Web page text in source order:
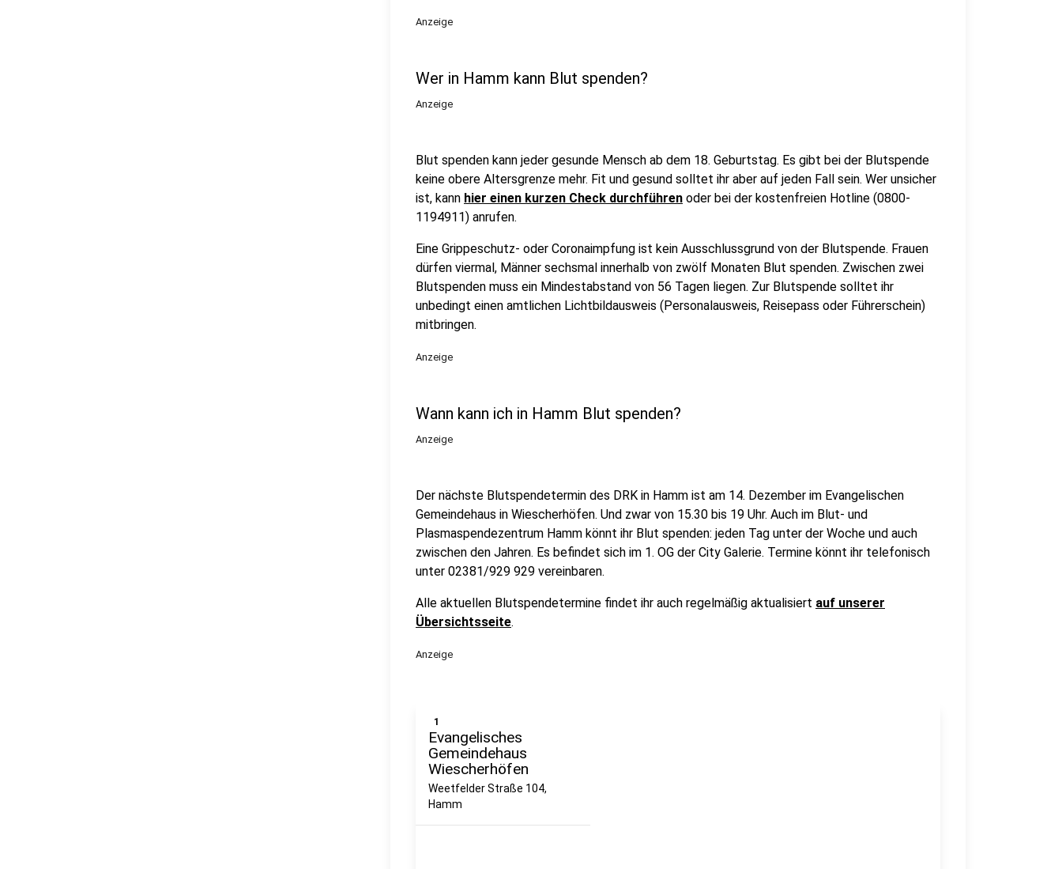
Anzeige
Wer in Hamm kann Blut spenden?
Anzeige
Blut spenden kann jeder gesunde Mensch ab dem 18. Geburtstag. Es gibt bei der Blutspende
keine obere Altersgrenze mehr. Fit und gesund solltet ihr aber auf jeden Fall sein. Wer unsicher
ist, kann hier einen kurzen Check durchführen oder bei der kostenfreien Hotline (0800-
1194911) anrufen.
Eine Grippeschutz- oder Coronaimpfung ist kein Ausschlussgrund von der Blutspende. Frauen
dürfen viermal, Männer sechsmal innerhalb von zwölf Monaten Blut spenden. Zwischen zwei
Blutspenden muss ein Mindestabstand von 56 Tagen liegen. Zur Blutspende solltet ihr
unbedingt einen amtlichen Lichtbildausweis (Personalausweis, Reisepass oder Führerschein)
mitbringen.
Anzeige
Wann kann ich in Hamm Blut spenden?
Anzeige
Der nächste Blutspendetermin des DRK in Hamm ist am 14. Dezember im Evangelischen
Gemeindehaus in Wiescherhöfen. Und zwar von 15.30 bis 19 Uhr. Auch im Blut- und
Plasmaspendezentrum Hamm könnt ihr Blut spenden: jeden Tag unter der Woche und auch
zwischen den Jahren. Es befindet sich im 1. OG der City Galerie. Termine könnt ihr telefonisch
unter 02381/929 929 vereinbaren.
Alle aktuellen Blutspendetermine findet ihr auch regelmäßig aktualisiert auf unserer
Übersichtsseite.
Anzeige
1
Evangelisches
Gemeindehaus
Wiescherhöfen
Weetfelder Straße 104,
Hamm